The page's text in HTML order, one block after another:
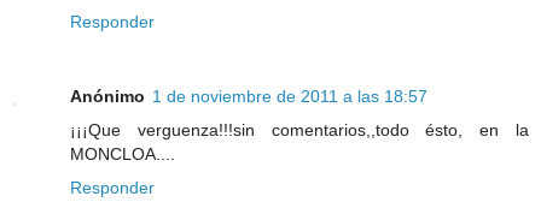
Responder
Anónimo 1 de noviembre de 2011 a las 18:57
¡¡¡Que verguenza!!!sin comentarios,,todo ésto, en la
MONCLOA....
Responder